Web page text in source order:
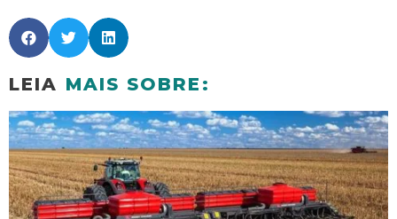
LEIA MAIS SOBRE: